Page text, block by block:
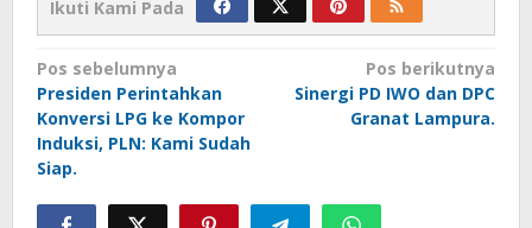
Ikuti Kami Pada
Navigasi
pos
Pos sebelumnya
Presiden Perintahkan
Konversi LPG ke Kompor
Induksi, PLN: Kami Sudah
Siap.
Pos berikutnya
Sinergi PD IWO dan DPC
Granat Lampura.